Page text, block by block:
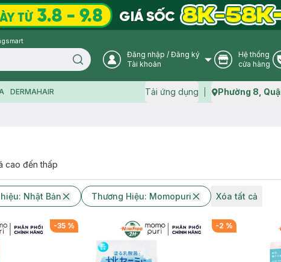
Search icon User Icon
Đăng nhập / Đăng ký
Tài khoản
Store
Hệ thống
cửa hàng
DERMAHAIR Tải ứng dụng Phường 8,
cao đến thấp
Nhật Bản Thương Hiệu: Momopuri Xóa tất cả
-35 % -2 %